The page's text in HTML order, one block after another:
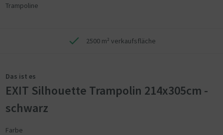
Trampoline
2500 m² verkaufsfläche
Das ist es
EXIT Silhouette Trampolin 214x305cm -
schwarz
Farbe